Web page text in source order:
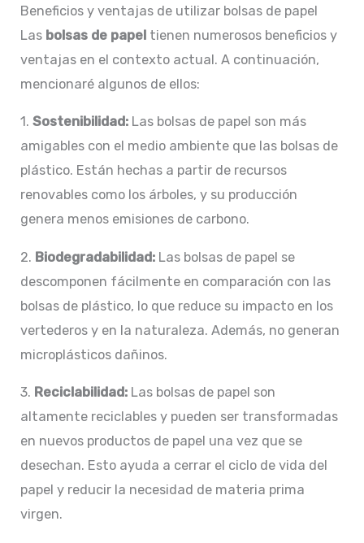
Beneficios y ventajas de utilizar bolsas de papel
Las bolsas de papel tienen numerosos beneficios y
ventajas en el contexto actual. A continuación,
mencionaré algunos de ellos:
1.Sostenibilidad: Las bolsas de papel son más
amigables con el medio ambiente que las bolsas de
plástico. Están hechas a partir de recursos
renovables como los árboles, y su producción
genera menos emisiones de carbono.
2. Biodegradabilidad: Las bolsas de papel se
descomponen fácilmente en comparación con las
bolsas de plástico, lo que reduce su impacto en los
vertederos y en la naturaleza. Además, no generan
microplásticos dañinos.
3. Reciclabilidad: Las bolsas de papel son
altamente reciclables y pueden ser transformadas
en nuevos productos de papel una vez que se
desechan. Esto ayuda a cerrar el ciclo de vida del
papel y reducir la necesidad de materia prima
virgen.